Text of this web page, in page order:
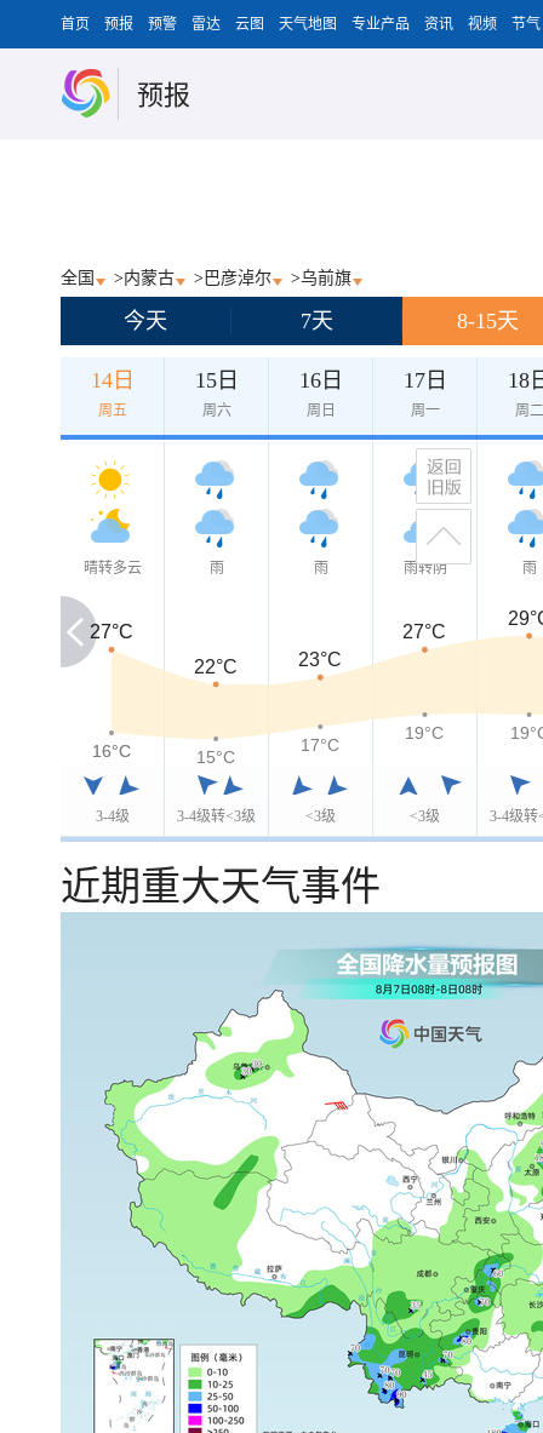
首页 预报 预警 雷达 云图 天气地图 专业产品 资讯 视频 节气
预报
全国 >内蒙古 >巴彦淖尔 >乌前旗
今天 7天 8-15天
14日
周五
15日
周六
16日
周日
17日
周一
18
周二
晴转多云
3-4级
雨
3-4级转<3级
雨
<3级
雨转阴
<3级
雨
3-4级转
27°C
27°C
22°C 23°C
27°C
16°C
16°C 15°C
17°C
19°C
近期重大天气事件